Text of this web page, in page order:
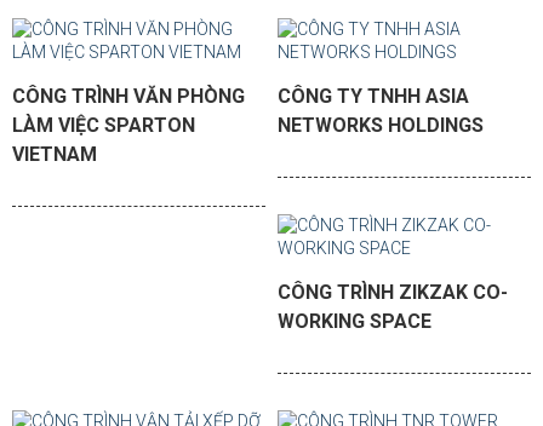
CÔNG TRÌNH VĂN PHÒNG
LÀM VIỆC SPARTON
VIETNAM
CÔNG TY TNHH ASIA
NETWORKS HOLDINGS
CÔNG TRÌNH ZIKZAK CO-
WORKING SPACE